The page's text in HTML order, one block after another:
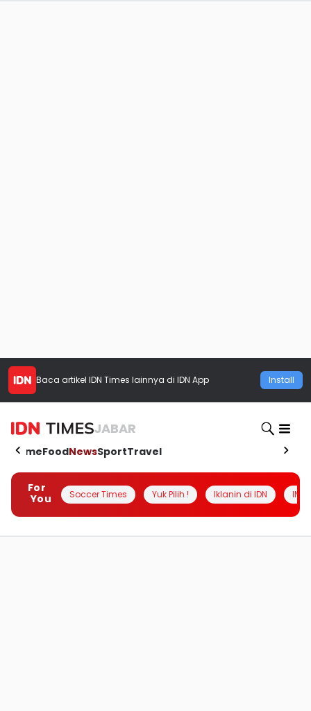
Baca artikel IDN Times lainnya di IDN App Install
JABAR
HomeFoodNewsSportTravel
For
You
Soccer Times Yuk Pilih ! Iklanin di IDN